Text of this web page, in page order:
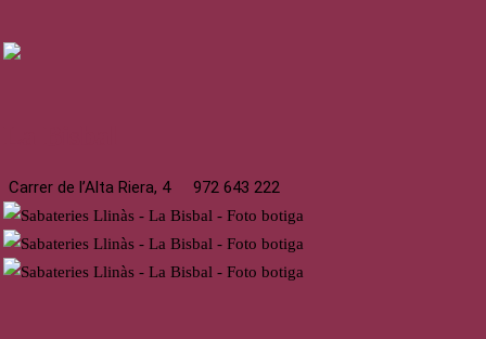
Carrer de l’Alta Riera, 4 972 643 222